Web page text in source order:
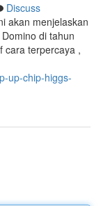
Discuss
akan menjelaskan
di tahun
cara terpercaya ,
up-chip-higgs-